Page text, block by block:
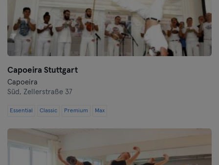
Capoeira Stuttgart
Capoeira
Süd, Zellerstraße 37
Essential Classic Premium Max
Saarlouis
Schwerin
Stuttgart
Trier